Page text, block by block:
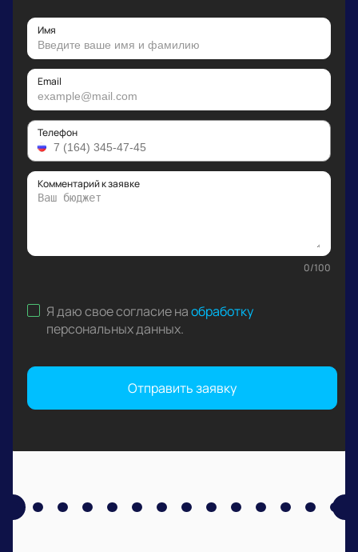
Имя
Email
Телефон
Комментарий к заявке
0/100
Я даю свое согласие наобработку
персональных данных.
Отправить заявку